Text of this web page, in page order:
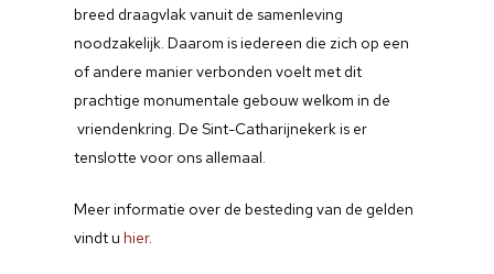
breed draagvlak vanuit de samenleving
noodzakelijk. Daarom is iedereen die zich op een
of andere manier verbonden voelt met dit
prachtige monumentale gebouw welkom in de
vriendenkring. De Sint-Catharijnekerk is er
tenslotte voor ons allemaal.
Meer informatie over de besteding van de gelden
vindt u hier.
Gordijnen
Afzetkoord en -
Toiletgroep